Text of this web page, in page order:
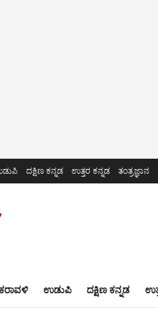
ದಕ್ಷಿಣ ಕನ್ನಡ ಉತ್ತರ ಕನ್ನಡ ತಂತ್ರಜ್ಞಾನ
ಉಡುಪಿ ದಕ್ಷಿಣ ಕನ್ನಡ